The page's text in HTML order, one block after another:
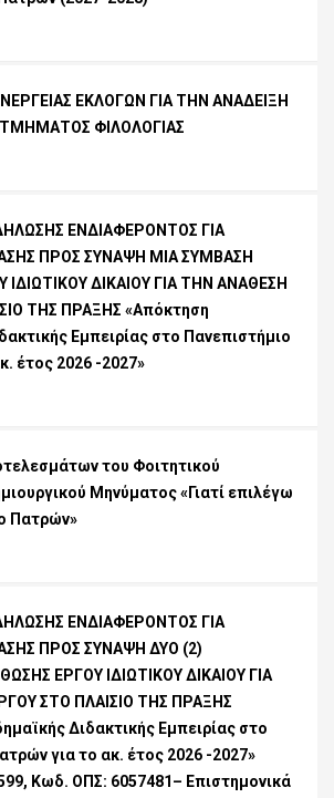
ΕΚΛΟΓΩΝ ΓΙΑ ΤΗΝ ΑΝΑΔΕΙΞΗ
ΦΙΛΟΛΟΓΙΑΣ
ΕΝΔΙΑΦΕΡΟΝΤΟΣ ΓΙΑ
ΠΡΟΣ ΣΥΝΑΨΗ ΜΙΑ ΣΥΜΒΑΣΗ
ΙΔΙΩΤΙΚΟΥ ΔΙΚΑΙΟΥ ΓΙΑ ΤΗΝ ΑΝΑΘΕΣΗ
ΤΗΣ ΠΡΑΞΗΣ «Απόκτηση
Εμπειρίας στο Πανεπιστήμιο
έτος 2026 -2027»
του Φοιτητικού
Μηνύματος «Γιατί επιλέγω
Πατρών»
ΕΝΔΙΑΦΕΡΟΝΤΟΣ ΓΙΑ
ΠΡΟΣ ΣΥΝΑΨΗ ΔΥΟ (2)
ΕΡΓΟΥ ΙΔΙΩΤΙΚΟΥ ΔΙΚΑΙΟΥ ΓΙΑ
ΣΤΟ ΠΛΑΙΣΙΟ ΤΗΣ ΠΡΑΞΗΣ
Διδακτικής Εμπειρίας στο
για το ακ. έτος 2026 -2027»
Κωδ. ΟΠΣ: 6057481– Επιστημονικά